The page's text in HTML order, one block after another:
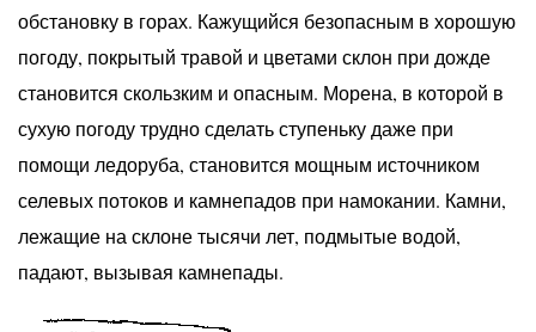
обстановку в горах. Кажущийся безопасным в хорошую
погоду, покрытый травой и цветами склон при дожде
становится скользким и опасным. Морена, в которой в
сухую погоду трудно сделать ступеньку даже при
помощи ледоруба, становится мощным источником
селевых потоков и камнепадов при намокании. Камни,
лежащие на склоне тысячи лет, подмытые водой,
падают, вызывая камнепады.